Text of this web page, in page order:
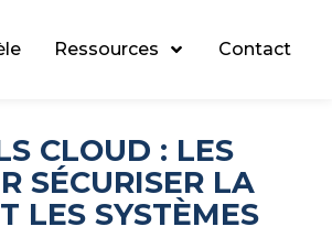
Ressources Contact
CLOUD : LES
SÉCURISER LA
LES SYSTÈMES